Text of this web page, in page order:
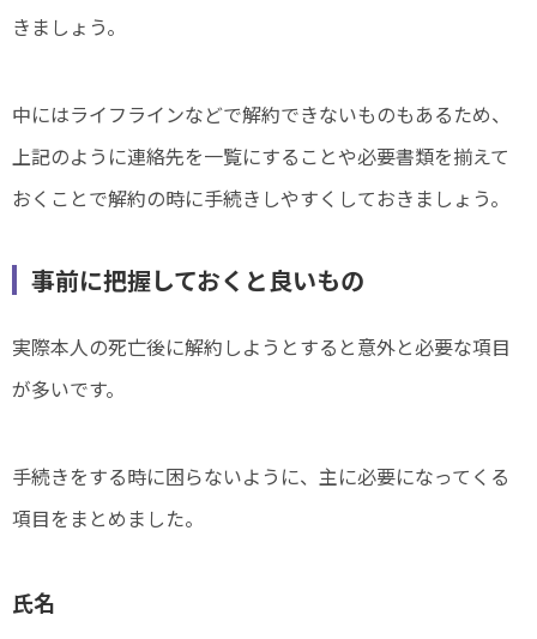
きましょう。
中にはライフラインなどで解約できないものもあるため、
上記のように連絡先を一覧にすることや必要書類を揃えて
おくことで解約の時に手続きしやすくしておきましょう。
事前に把握しておくと良いもの
実際本人の死亡後に解約しようとすると意外と必要な項目
が多いです。
手続きをする時に困らないように、主に必要になってくる
項目をまとめました。
氏名